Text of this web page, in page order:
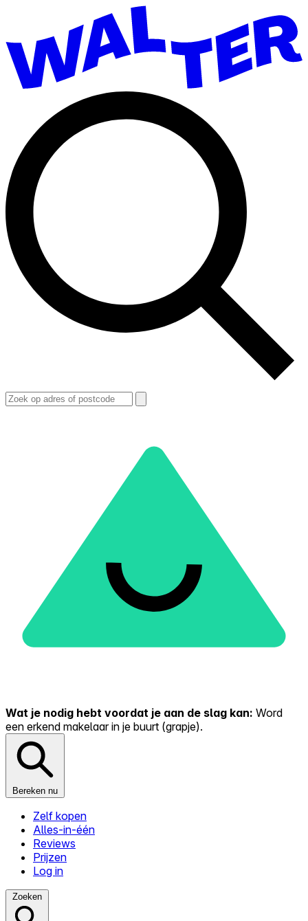
Wat je nodig hebt voordat je aan de slag kan: Word
een erkend makelaar in je buurt (grapje).
Bereken nu
Zelf kopen
Alles-in-één
Reviews
Prijzen
Log in
Zoeken